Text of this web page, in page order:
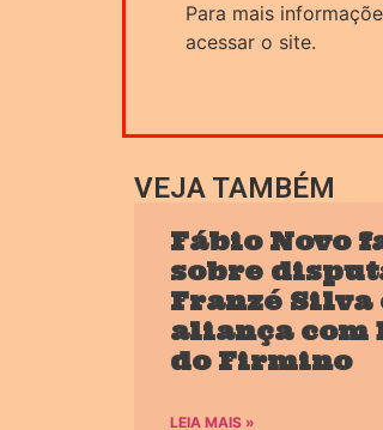
Para mais
acessar o site.
VEJA TAMBÉM
Fábio Novo
sobre
Franzé Silva
aliança com
do Firmino
LEIA MAIS »